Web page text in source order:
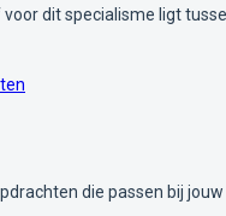
dit specialisme ligt
die passen bij jouw